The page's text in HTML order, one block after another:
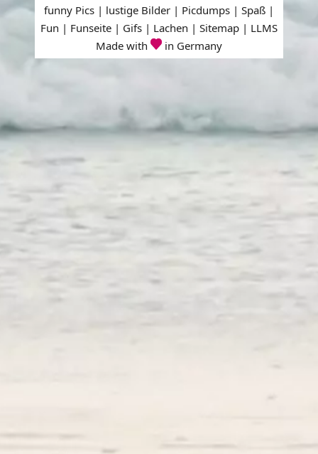
funny Pics | lustige Bilder | Picdumps | Spaß |
Fun | Funseite | Gifs | Lachen | Sitemap | LLMS
Made with
in Germany